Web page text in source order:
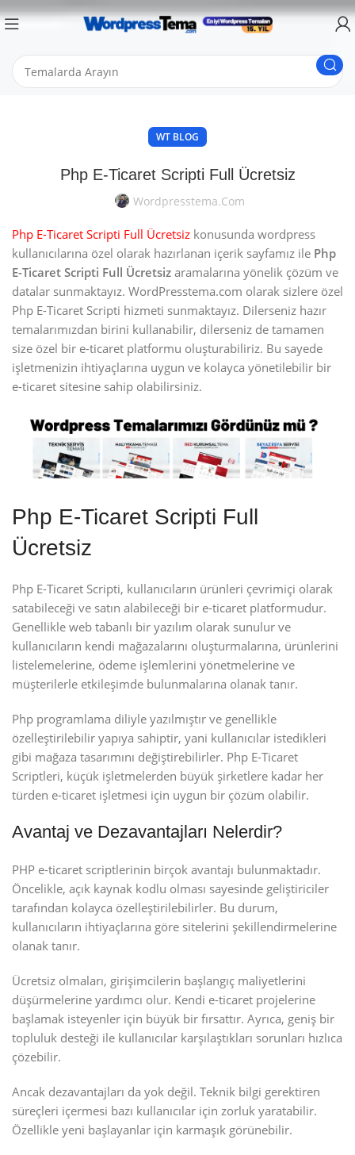
WT BLOG
Php E-Ticaret Scripti Full Ücretsiz
Wordpresstema.com
Php E-Ticaret Scripti Full Ücretsiz konusunda wordpress
kullanıcılarına özel olarak hazırlanan içerik sayfamız ile Php
E-Ticaret Scripti Full Ücretsiz aramalarına yönelik çözüm ve
datalar sunmaktayız. WordPresstema.com olarak sizlere özel
Php E-Ticaret Scripti hizmeti sunmaktayız. Dilerseniz hazır
temalarımızdan birini kullanabilir, dilerseniz de tamamen
size özel bir e-ticaret platformu oluşturabiliriz. Bu sayede
işletmenizin ihtiyaçlarına uygun ve kolayca yönetilebilir bir
e-ticaret sitesine sahip olabilirsiniz.
Php E-Ticaret Scripti Full
Ücretsiz
Php E-Ticaret Scripti, kullanıcıların ürünleri çevrimiçi olarak
satabileceği ve satın alabileceği bir e-ticaret platformudur.
Genellikle web tabanlı bir yazılım olarak sunulur ve
kullanıcıların kendi mağazalarını oluşturmalarına, ürünlerini
listelemelerine, ödeme işlemlerini yönetmelerine ve
müşterilerle etkileşimde bulunmalarına olanak tanır.
Php programlama diliyle yazılmıştır ve genellikle
özelleştirilebilir yapıya sahiptir, yani kullanıcılar istedikleri
gibi mağaza tasarımını değiştirebilirler. Php E-Ticaret
Scriptleri, küçük işletmelerden büyük şirketlere kadar her
türden e-ticaret işletmesi için uygun bir çözüm olabilir.
Avantaj ve Dezavantajları Nelerdir?
PHP e-ticaret scriptlerinin birçok avantajı bulunmaktadır.
Öncelikle, açık kaynak kodlu olması sayesinde geliştiriciler
tarafından kolayca özelleştirilebilirler. Bu durum,
kullanıcıların ihtiyaçlarına göre sitelerini şekillendirmelerine
olanak tanır.
Ücretsiz olmaları, girişimcilerin başlangıç maliyetlerini
düşürmelerine yardımcı olur. Kendi e-ticaret projelerine
başlamak isteyenler için büyük bir fırsattır. Ayrıca, geniş bir
topluluk desteği ile kullanıcılar karşılaştıkları sorunları hızlıca
çözebilir.
Ancak dezavantajları da yok değil. Teknik bilgi gerektiren
süreçleri içermesi bazı kullanıcılar için zorluk yaratabilir.
Özellikle yeni başlayanlar için karmaşık görünebilir.